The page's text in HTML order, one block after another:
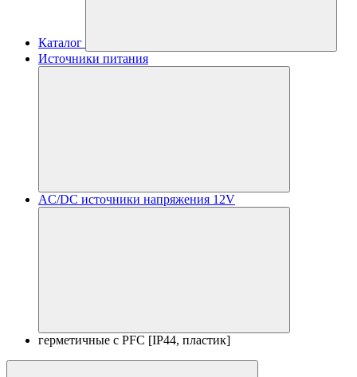
Каталог
Источники питания
AC/DC источники напряжения 12V
герметичные с PFC [IP44, пластик]